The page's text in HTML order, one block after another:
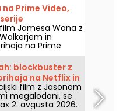
Prime Video,
Jamesa Wana z
in
na Prime
z več deli sage.
blockbuster z
na Netflix in
film z Jasonom
megalodoni, se
2. avgusta 2026.